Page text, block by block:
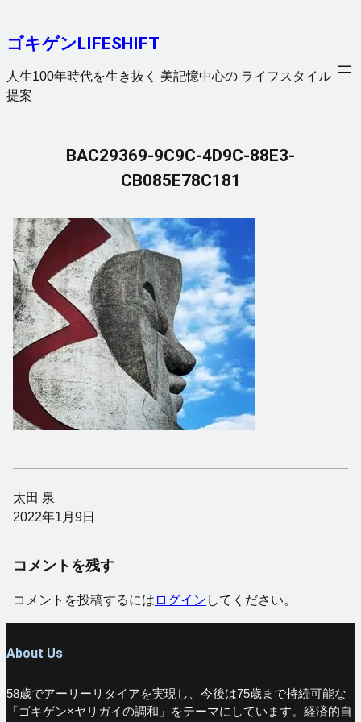
を
ス
キ
ゴキゲンLIFESHIFT
人生100年時代を生き抜く 美記憶中心の ライフスタイル
提案
BAC29369-9C9C-4D9C-88E3-
CB085E78C181
太田 泉
2022年1月9日
コメントを残す
コメントを投稿するには ログイン してください。
About Us
58歳でアーリーリタイアを実現し、今後は75歳まで持続可能な
「ゴキゲン×ヤリガイの調和」をテーマにしています。経済的自